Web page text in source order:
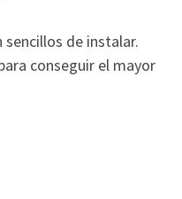
de instalar.
conseguir el mayor